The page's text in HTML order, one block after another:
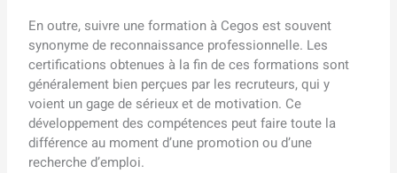
En outre, suivre une formation à Cegos est souvent
synonyme de reconnaissance professionnelle. Les
certifications obtenues à la fin de ces formations sont
généralement bien perçues par les recruteurs, qui y
voient un gage de sérieux et de motivation. Ce
développement des compétences peut faire toute la
différence au moment d’une promotion ou d’une
recherche d’emploi.